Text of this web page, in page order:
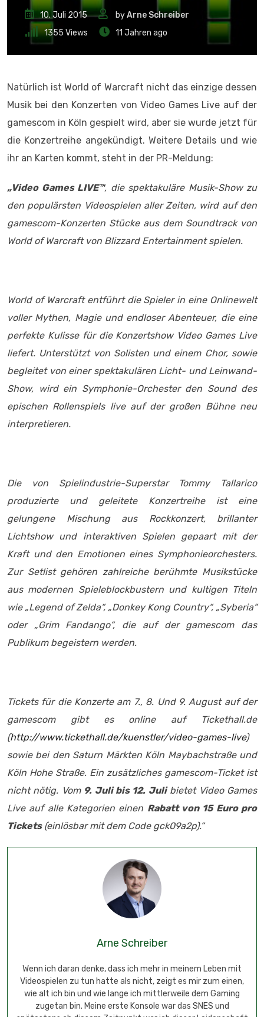
10. Juli 2015 byArne Schreiber
1355 Views 11 Jahren ago
Natürlich ist World of Warcraft nicht das einzige dessen
Musik bei den Konzerten von Video Games Live auf der
gamescom in Köln gespielt wird, aber sie wurde jetzt für
die Konzertreihe angekündigt. Weitere Details und wie
ihr an Karten kommt, steht in der PR-Meldung:
„Video Games LIVE™, die spektakuläre Musik-Show zu
den populärsten Videospielen aller Zeiten, wird auf den
gamescom-Konzerten Stücke aus dem Soundtrack von
World of Warcraft von Blizzard Entertainment spielen.
World of Warcraft entführt die Spieler in eine Onlinewelt
voller Mythen, Magie und endloser Abenteuer, die eine
perfekte Kulisse für die Konzertshow Video Games Live
liefert. Unterstützt von Solisten und einem Chor, sowie
begleitet von einer spektakulären Licht- und Leinwand-
Show, wird ein Symphonie-Orchester den Sound des
epischen Rollenspiels live auf der großen Bühne neu
interpretieren.
Die von Spielindustrie-Superstar Tommy Tallarico
produzierte und geleitete Konzertreihe ist eine
gelungene Mischung aus Rockkonzert, brillanter
Lichtshow und interaktiven Spielen gepaart mit der
Kraft und den Emotionen eines Symphonieorchesters.
Zur Setlist gehören zahlreiche berühmte Musikstücke
aus modernen Spieleblockbustern und kultigen Titeln
wie „Legend of Zelda“, „Donkey Kong Country“, „Syberia“
oder „Grim Fandango“, die auf der gamescom das
Publikum begeistern werden.
Tickets für die Konzerte am 7., 8. Und 9. August auf der
gamescom gibt es online auf Tickethall.de
(http://www.tickethall.de/kuenstler/video-games-live)
sowie bei den Saturn Märkten Köln Maybachstraße und
Köln Hohe Straße. Ein zusätzliches gamescom-Ticket ist
nicht nötig. Vom 9. Juli bis 12. Julibietet Video Games
Live auf alle Kategorien einen Rabatt von 15 Euro pro
Tickets(einlösbar mit dem Code gck09a2p).“
Arne Schreiber
Wenn ich daran denke, dass ich mehr in meinem Leben mit
Videospielen zu tun hatte als nicht, zeigt es mir zum einen,
wie alt ich bin und wie lange ich mittlerweile dem Gaming
zugetan bin. Meine erste Konsole war das SNES und